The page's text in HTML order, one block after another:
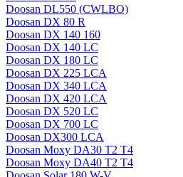
Doosan DL550 (CWLBO)
Doosan DX 80 R
Doosan DX 140 160
Doosan DX 140 LC
Doosan DX 180 LC
Doosan DX 225 LCA
Doosan DX 340 LCA
Doosan DX 420 LCA
Doosan DX 520 LC
Doosan DX 700 LC
Doosan DX300 LCA
Doosan Moxy DA30 T2 T4
Doosan Moxy DA40 T2 T4